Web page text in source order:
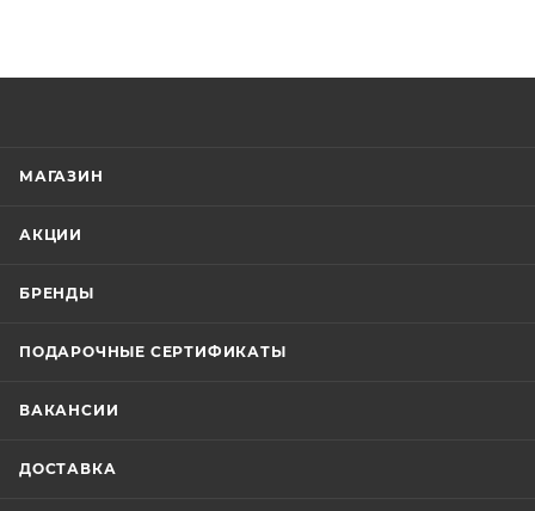
МАГАЗИН
АКЦИИ
БРЕНДЫ
ПОДАРОЧНЫЕ СЕРТИФИКАТЫ
ВАКАНСИИ
ДОСТАВКА